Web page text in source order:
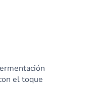
el toque